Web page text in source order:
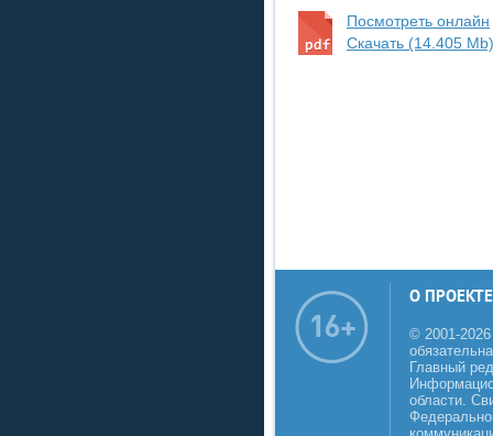
Посмотреть онлайн
Скачать (14.405 Mb)
О ПРОЕКТЕ
© 2001-
Главный
области.